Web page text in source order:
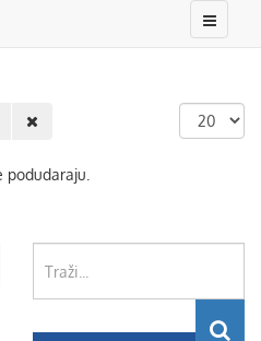
Prikaz
#